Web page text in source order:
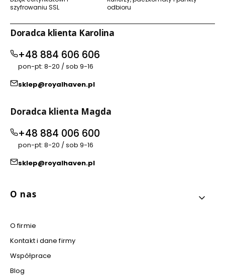
szyfrowaniu SSL
odbioru
Doradca klienta Karolina
+48 884 606 606
pon-pt: 8-20 / sob 9-16
sklep@royalhaven.pl
Doradca klienta Magda
+48 884 006 600
pon-pt: 8-20 / sob 9-16
sklep@royalhaven.pl
Linki w stopce
O nas
O firmie
Kontakt i dane firmy
Współprace
Blog